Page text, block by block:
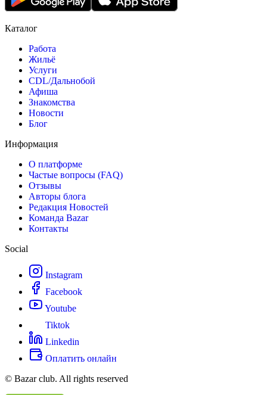
Каталог
Работа
Жильё
Услуги
CDL/Дальнобой
Афиша
Знакомства
Новости
Блог
Информация
О платформе
Частые вопросы (FAQ)
Отзывы
Авторы блога
Редакция Новостей
Команда Bazar
Контакты
Social
Instagram
Facebook
Youtube
Tiktok
Linkedin
Оплатить онлайн
© Bazar club. All rights reserved